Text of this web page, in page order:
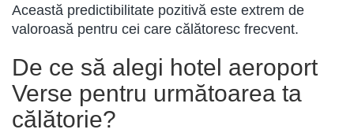
Această predictibilitate pozitivă este extrem de
valoroasă pentru cei care călătoresc frecvent.
De ce să alegi hotel aeroport
Verse pentru următoarea ta
călătorie?